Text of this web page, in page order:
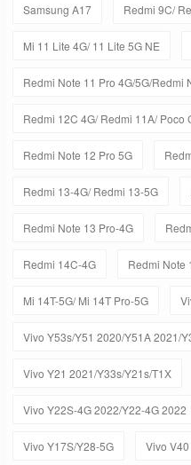
Samsung A17 Redmi 9C/
Mi 11 Lite 4G/ 11 Lite 5G NE
Redmi Note 11 Pro 4G/5G/Redmi
Redmi 12C 4G/ Redmi 11A/ Poco
Redmi Note 12 Pro 5G
Redmi 13-4G/ Redmi 13-5G
Redmi Note 13 Pro-4G
Redmi 14C-4G Redmi Note
Mi 14T-5G/ Mi 14T Pro-5G
Vivo Y53s/Y51 2020/Y51A 2021/
Vivo Y21 2021/Y33s/Y21s/T1X
Vivo Y22S-4G 2022/Y22-4G 2022
Vivo Y17S/Y28-5G Vivo